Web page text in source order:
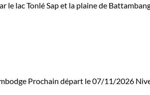
le lac Tonlé Sap et la plaine de
Prochain départ le 07/11/2026